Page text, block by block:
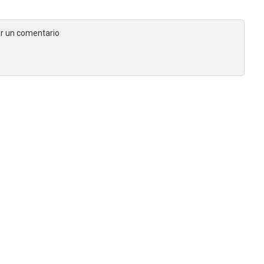
un comentario